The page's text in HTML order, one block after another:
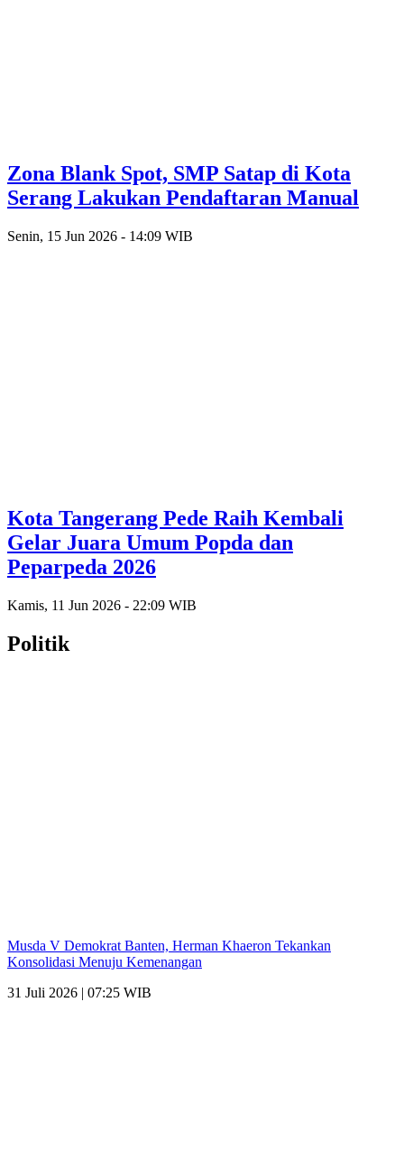
Zona Blank Spot, SMP Satap di Kota
Serang Lakukan Pendaftaran Manual
Senin, 15 Jun 2026 - 14:09 WIB
Kota Tangerang Pede Raih Kembali
Gelar Juara Umum Popda dan
Peparpeda 2026
Kamis, 11 Jun 2026 - 22:09 WIB
Politik
Musda V Demokrat Banten, Herman Khaeron Tekankan
Konsolidasi Menuju Kemenangan
31 Juli 2026 | 07:25 WIB